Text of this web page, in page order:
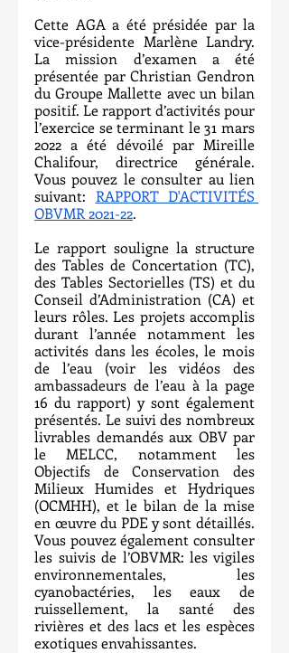
Cette AGA a été présidée par la
vice-présidente Marlène Landry.
La mission d’examen a été
présentée par Christian Gendron
du Groupe Mallette avec un bilan
positif. Le rapport d’activités pour
l’exercice se terminant le 31 mars
2022 a été dévoilé par Mireille
Chalifour, directrice générale.
Vous pouvez le consulter au lien
suivant: RAPPORT D'ACTIVITÉS
OBVMR 2021-22.
Le rapport souligne la structure
des Tables de Concertation (TC),
des Tables Sectorielles (TS) et du
Conseil d’Administration (CA) et
leurs rôles. Les projets accomplis
durant l’année notamment les
activités dans les écoles, le mois
de l’eau (voir les vidéos des
ambassadeurs de l’eau à la page
16 du rapport) y sont également
présentés. Le suivi des nombreux
livrables demandés aux OBV par
le MELCC, notamment les
Objectifs de Conservation des
Milieux Humides et Hydriques
(OCMHH), et le bilan de la mise
en œuvre du PDE y sont détaillés.
Vous pouvez également consulter
les suivis de l’OBVMR: les vigiles
environnementales, les
cyanobactéries, les eaux de
ruissellement, la santé des
rivières et des lacs et les espèces
exotiques envahissantes.